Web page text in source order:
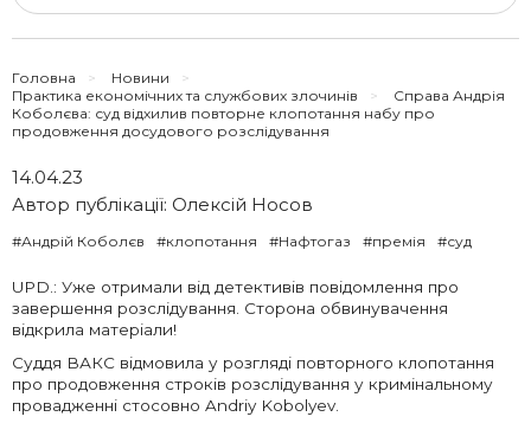
Головна > Новини
>
Практика економічних та службових злочинів
>
Справа Андрія
Коболєва: суд відхилив повторне клопотання набу про
продовження досудового розслідування
14.04.23
Автор публікації: Олексій Носов
#Андрій Коболєв #клопотання #Нафтогаз #премія #суд
UPD.: Уже отримали від детективів повідомлення про
завершення розслідування. Сторона обвинувачення
відкрила матеріали!
Суддя ВАКС відмовила у розгляді повторного клопотання
про продовження строків розслідування у кримінальному
провадженні стосовно Andriy Kobolyev.